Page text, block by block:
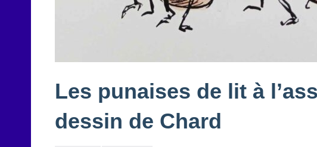
Les punaises de lit à
dessin de Chard